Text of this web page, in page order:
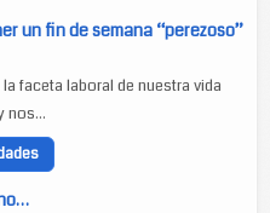
un fin de semana “perezoso”
faceta laboral de nuestra vida
nos...